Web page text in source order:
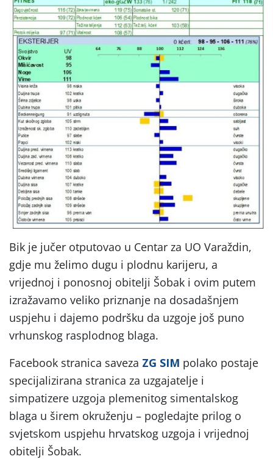
Bik je jučer otputovao u Centar za UO Varaždin,
gdje mu želimo dugu i plodnu karijeru, a
vrijednoj i ponosnoj obitelji Šobak i ovim putem
izražavamo veliko priznanje na dosadašnjem
uspjehu i dajemo podršku da uzgoje još puno
vrhunskog rasplodnog blaga.
Facebook stranica saveza ZG SIM polako postaje
specijalizirana stranica za uzgajatelje i
simpatizere uzgoja plemenitog simentalskog
blaga u širem okruženju – pogledajte prilog o
svjetskom uspjehu hrvatskog uzgoja i vrijednoj
obitelji Šobak.